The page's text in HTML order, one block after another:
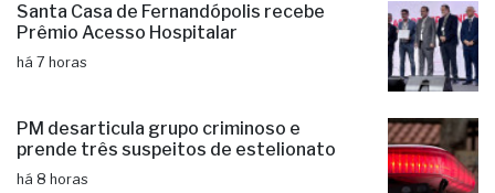
Santa Casa de Fernandópolis recebe
Prêmio Acesso Hospitalar
há 7 horas
PM desarticula grupo criminoso e
prende três suspeitos de estelionato
há 8 horas